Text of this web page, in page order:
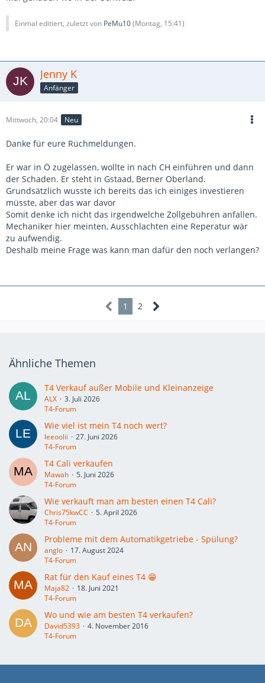
Einmal editiert, zuletzt von PeMu10(Montag, 15:41)
Jenny K
Anfänger
Mittwoch, 20:04 Neu
Danke für eure Rüchmeldungen.
Er war in Ö zugelassen, wollte in nach CH einführen und dann
der Schaden. Er steht in Gstaad, Berner Oberland.
Grundsätzlich wusste ich bereits das ich einiges investieren
müsste, aber das war davor
Somit denke ich nicht das irgendwelche Zollgebühren anfallen.
Mechaniker hier meinten, Ausschlachten eine Reperatur wär
zu aufwendig.
Deshalb meine Frage was kann man dafür den noch verlangen?
1 2
Ähnliche Themen
T4 Verkauf außer Mobile und Kleinanzeige
ALX
3. Juli 2026
T4-Forum
Wie viel ist mein T4 noch wert?
leeoolii
27. Juni 2026
T4-Forum
T4 Cali verkaufen
Mawah
5. Juni 2026
T4-Forum
Wie verkauft man am besten einen T4 Cali?
Chris75kwCC
5. April 2026
T4-Forum
Probleme mit dem Automatikgetriebe - Spülung?
anglo
17. August 2024
T4-Forum
Rat für den Kauf eines T4 😁
Maja82
18. Juni 2021
T4-Forum
Wo und wie am besten T4 verkaufen?
David5393
4. November 2016
T4-Forum